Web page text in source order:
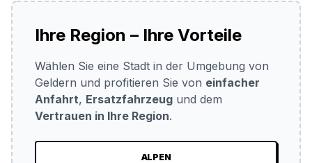
Ihre Region – Ihre Vorteile
Wählen Sie eine Stadt in der Umgebung von
Geldern und profitieren Sie von einfacher
Anfahrt, Ersatzfahrzeug und dem
Vertrauen in Ihre Region.
ALPEN